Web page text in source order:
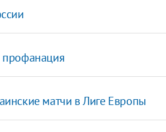
профанация
матчи в Лиге Европы